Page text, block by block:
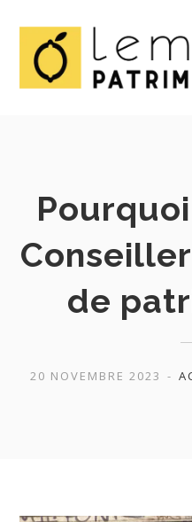
de
20 NOVEMBRE 2023